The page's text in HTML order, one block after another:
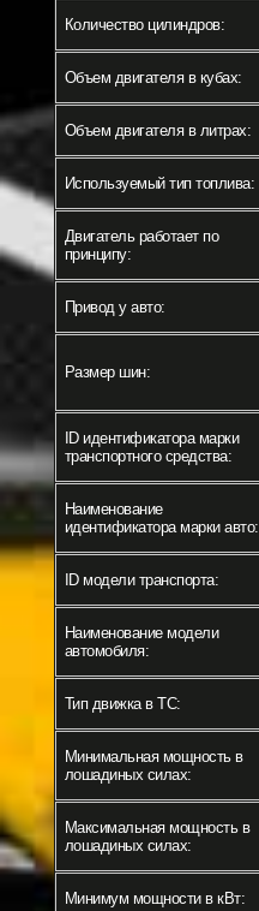
Количество цилиндров:
Объем двигателя в кубах:
Объем двигателя в литрах:
Используемый тип топлива:
Двигатель работает по
принципу:
Привод у авто:
Размер шин:
ID идентификатора марки
транспортного средства:
Наименование
идентификатора марки авто:
ID модели транспорта:
Наименование модели
автомобиля:
Тип движка в ТС:
Минимальная мощность в
лошадиных силах:
Максимальная мощность в
лошадиных силах:
Минимум мощности в кВт: